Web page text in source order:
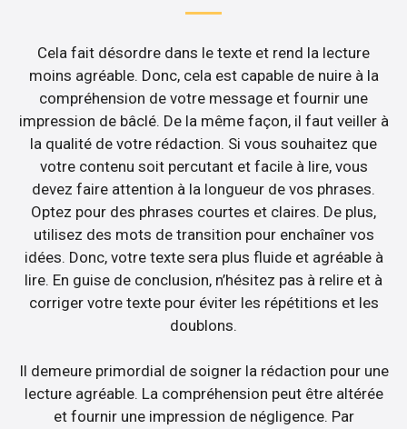
Cela fait désordre dans le texte et rend la lecture
moins agréable. Donc, cela est capable de nuire à la
compréhension de votre message et fournir une
impression de bâclé. De la même façon, il faut veiller à
la qualité de votre rédaction. Si vous souhaitez que
votre contenu soit percutant et facile à lire, vous
devez faire attention à la longueur de vos phrases.
Optez pour des phrases courtes et claires. De plus,
utilisez des mots de transition pour enchaîner vos
idées. Donc, votre texte sera plus fluide et agréable à
lire. En guise de conclusion, n’hésitez pas à relire et à
corriger votre texte pour éviter les répétitions et les
doublons.
Il demeure primordial de soigner la rédaction pour une
lecture agréable. La compréhension peut être altérée
et fournir une impression de négligence. Par